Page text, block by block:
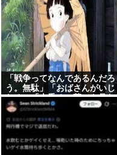
「戦争ってなんであるんだろ
う。無駄」「おばさんがいじ
わる」「火垂るの墓」を見た
小学生 耳をふさぎハンカチで
顔を覆う子も